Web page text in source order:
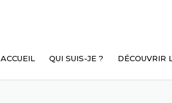
ACCUEIL QUI SUIS-JE ? DÉCOUVRIR